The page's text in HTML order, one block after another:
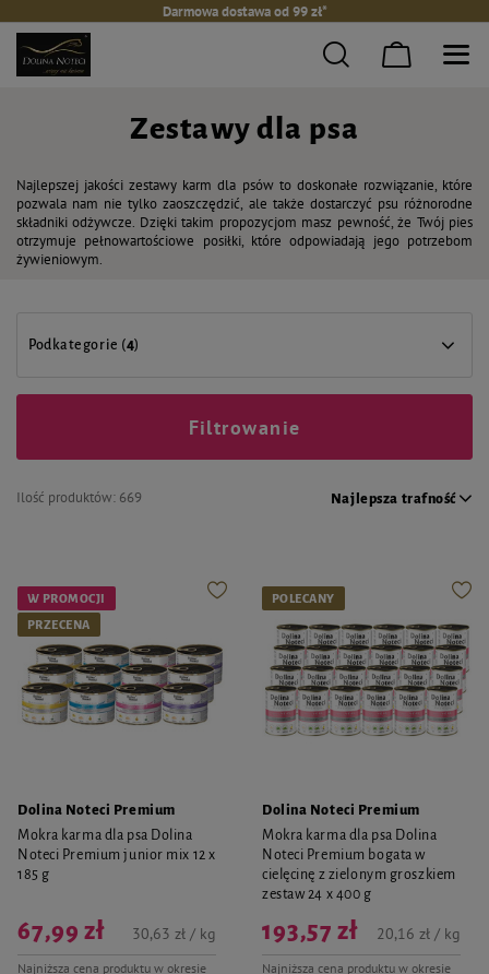
Darmowa dostawa od 99 zł*
Zestawy dla psa
Najlepszej jakości zestawy karm dla psów to doskonałe rozwiązanie, które
pozwala nam nie tylko zaoszczędzić, ale także dostarczyć psu różnorodne
składniki odżywcze. Dzięki takim propozycjom masz pewność, że Twój pies
otrzymuje pełnowartościowe posiłki, które odpowiadają jego potrzebom
żywieniowym.
Podkategorie (4)
Ilość produktów: 669 Najlepsza trafność
Filtrowanie
W PROMOCJI
PRZECENA
Dolina Noteci Premium
Mokra karma dla psa Dolina
Noteci Premium junior mix 12 x
185 g
67,99 zł
Najniższa cena produktu w okresie
30,63 zł / kg
POLECANY
Dolina Noteci Premium
Mokra karma dla psa Dolina
Noteci Premium bogata w
cielęcinę z zielonym groszkiem
zestaw 24 x 400 g
193,57 zł
Najniższa cena produktu w okresie
20,16 zł / kg